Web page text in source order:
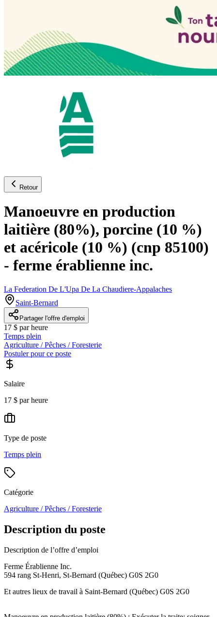
Retour
Manoeuvre en production
laitière (80%), porcine (10 %)
et acéricole (10 %) (cnp 85100)
- ferme érablienne inc.
La Federation De L'Upa De La Chaudiere-Appalaches
Saint-Bernard
Partager l'offre d'emploi
17 $ par heure
Temps plein
Agriculture / Pêches / Foresterie
Postuler pour ce poste
Salaire
17 $ par heure
Type de poste
Temps plein
Catégorie
Agriculture / Pêches / Foresterie
Description du poste
Description de l’offre d’emploi
Ferme Érablienne Inc.
594 rang St-Henri, St-Bernard (Québec) G0S 2G0
Et autres lieux de travail à Saint-Bernard (Québec) G0S 2G0